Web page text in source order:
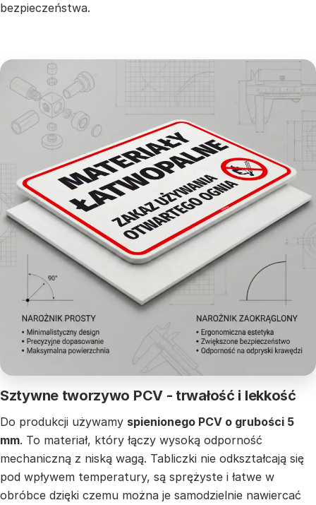
bezpieczeństwa.
Sztywne tworzywo PCV - trwałość i lekkość
Do produkcji używamy spienionego PCV o grubości 5
mm. To materiał, który łączy wysoką odporność
mechaniczną z niską wagą. Tabliczki nie odkształcają się
pod wpływem temperatury, są sprężyste i łatwe w
obróbce dzięki czemu można je samodzielnie nawiercać